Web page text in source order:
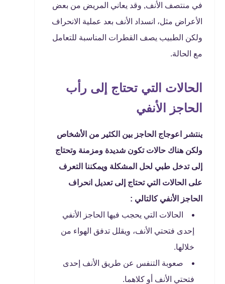
في منتصف الأنف, وقد يعاني المريض من بعض
الأعراض مثل، انسداد الأنف بعد عملية الانحراف
ولكن الطبيب يصف القطرات المناسبة للتعامل
مع الحالة.
الحالات التي تحتاج إلى رأب
الحاجز الأنفي
ينتشر اعوجاج الحاجز بين الكثير من الأشخاص
ولكن هناك حالات تكون شديدة ومزمنة وتحتاج
إلى تدخل طبي لحل المشكلة ويمكننا التعرف
على الحالات التي تحتاج إلى تعديل انحراف
الحاجز الأنفي كالتالي :
الحالات التي يحجب فيها الحاجز الأنفي
إحدى فتحتي الأنف، ويقلل تدفق الهواء من
خلالها.
صعوبة التنفس عن طريق الأنف إحدى
فتحتي الأنف أو كلاهما.